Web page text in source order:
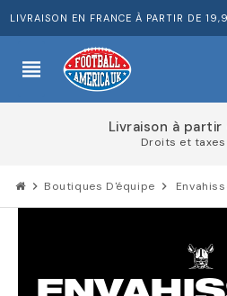
LIVRAISON EN FRANCE À PARTIR DE
view_headline
Répartissez
chevron_right Boutiques D'équipe chevron_right